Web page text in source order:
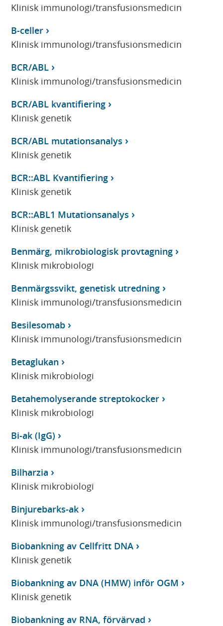
Klinisk immunologi/transfusionsmedicin
B-celler
Klinisk immunologi/transfusionsmedicin
BCR/ABL
Klinisk immunologi/transfusionsmedicin
BCR/ABL kvantifiering
Klinisk genetik
BCR/ABL mutationsanalys
Klinisk genetik
BCR::ABL Kvantifiering
Klinisk genetik
BCR::ABL1 Mutationsanalys
Klinisk genetik
Benmärg, mikrobiologisk provtagning
Klinisk mikrobiologi
Benmärgssvikt, genetisk utredning
Klinisk immunologi/transfusionsmedicin
Besilesomab
Klinisk immunologi/transfusionsmedicin
Betaglukan
Klinisk mikrobiologi
Betahemolyserande streptokocker
Klinisk mikrobiologi
Bi-ak (IgG)
Klinisk immunologi/transfusionsmedicin
Bilharzia
Klinisk mikrobiologi
Binjurebarks-ak
Klinisk immunologi/transfusionsmedicin
Biobankning av Cellfritt DNA
Klinisk genetik
Biobankning av DNA (HMW) inför OGM
Klinisk genetik
Biobankning av RNA, förvärvad